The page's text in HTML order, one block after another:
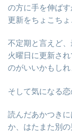
の方に手を伸ば
更新をちょこちょ
不定期と言えど
火曜日に更新さ
のがいいかもしれ
そして気になる恋
読んだあかつき
か、はたまた別